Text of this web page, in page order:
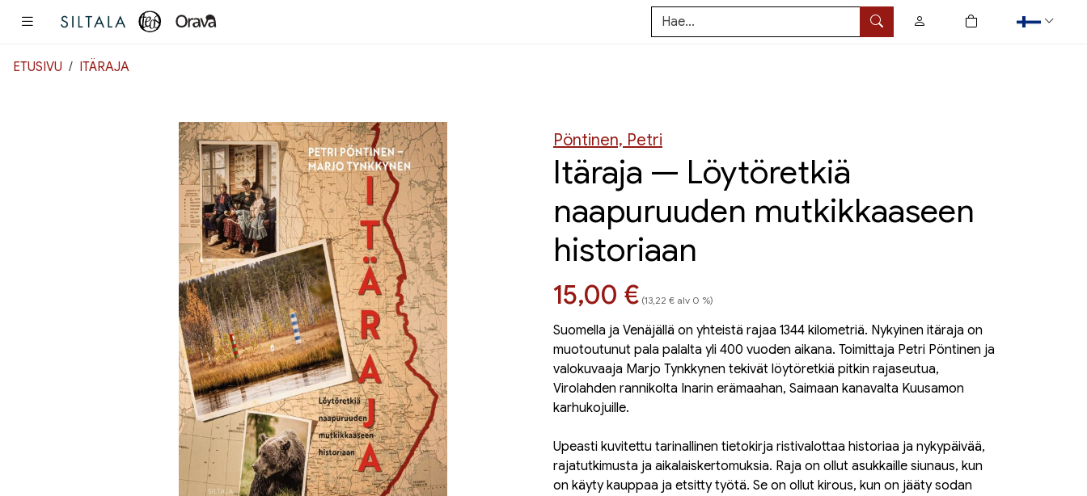
Hae
0
tuotetta ostoskorissa
ETUSIVU ITÄRAJA
Pöntinen, Petri
Itäraja — Löytöretkiä
naapuruuden mutkikkaaseen
historiaan
Hinta nyt
15,00 € (13,22 € alv 0 %)
Suomella ja Venäjällä on yhteistä rajaa 1344 kilometriä. Nykyinen itäraja on
muotoutunut pala palalta yli 400 vuoden aikana. Toimittaja Petri Pöntinen ja
valokuvaaja Marjo Tynkkynen tekivät löytöretkiä pitkin rajaseutua,
Virolahden rannikolta Inarin erämaahan, Saimaan kanavalta Kuusamon
karhukojuille.
Upeasti kuvitettu tarinallinen tietokirja ristivalottaa historiaa ja nykypäivää,
rajatutkimusta ja aikalaiskertomuksia. Raja on ollut asukkaille siunaus, kun
on käyty kauppaa ja etsitty työtä. Se on ollut kirous, kun on jääty sodan